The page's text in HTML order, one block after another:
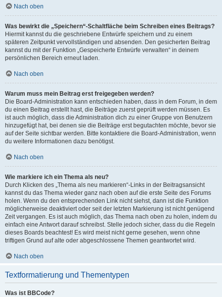
Nach oben
Was bewirkt die „Speichern“-Schaltfläche beim Schreiben eines Beitrags?
Hiermit kannst du die geschriebene Entwürfe speichern und zu einem
späteren Zeitpunkt vervollständigen und absenden. Den gesicherten Beitrag
kannst du mit der Funktion „Gespeicherte Entwürfe verwalten“ in deinem
persönlichen Bereich erneut laden.
Nach oben
Warum muss mein Beitrag erst freigegeben werden?
Die Board-Administration kann entschieden haben, dass in dem Forum, in dem
du einen Beitrag erstellt hast, die Beiträge zuerst geprüft werden müssen. Es
ist auch möglich, dass die Administration dich zu einer Gruppe von Benutzern
hinzugefügt hat, bei denen sie die Beiträge erst begutachten möchte, bevor sie
auf der Seite sichtbar werden. Bitte kontaktiere die Board-Administration, wenn
du weitere Informationen dazu benötigst.
Nach oben
Wie markiere ich ein Thema als neu?
Durch Klicken des „Thema als neu markieren“-Links in der Beitragsansicht
kannst du das Thema wieder ganz nach oben auf die erste Seite des Forums
holen. Wenn du den entsprechenden Link nicht siehst, dann ist die Funktion
möglicherweise deaktiviert oder seit der letzten Markierung ist nicht genügend
Zeit vergangen. Es ist auch möglich, das Thema nach oben zu holen, indem du
einfach eine Antwort darauf schreibst. Stelle jedoch sicher, dass du die Regeln
dieses Boards beachtest! Es wird meist nicht gerne gesehen, wenn ohne
triftigen Grund auf alte oder abgeschlossene Themen geantwortet wird.
Nach oben
Textformatierung und Thementypen
Was ist BBCode?